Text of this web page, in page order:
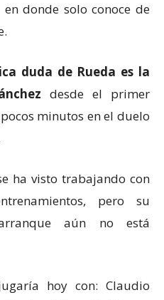
donde solo conoce de
duda de Rueda es la
desde el primer
minutos en el duelo
ha visto trabajando con
pero su
aún no está
hoy con: Claudio